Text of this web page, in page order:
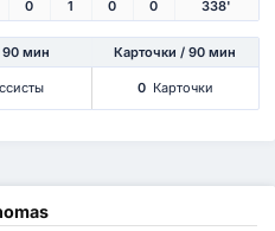
0 1 0 0 338'
90 мин Карточки / 90 мин
0 Карточки